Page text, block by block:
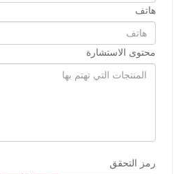
هاتف
محتوى الاستشارة
رمز التحقق